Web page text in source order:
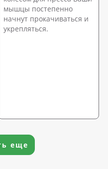
мышцы постепенно
начнут прокачиваться и
укрепляться.
еще